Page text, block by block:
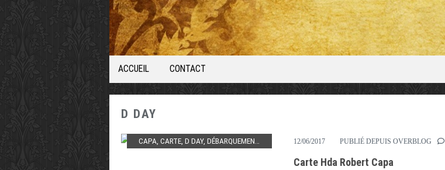
ACCUEIL CONTACT
D DAY
CAPA CARTE D DAY, DÉBARQUEMENT HDA,HISTOIRE DES ARTS,NORMANDIE,OMAHA,
12/06/2017 PUBLIÉ DEPUIS OVERBLOG
Carte Hda Robert Capa